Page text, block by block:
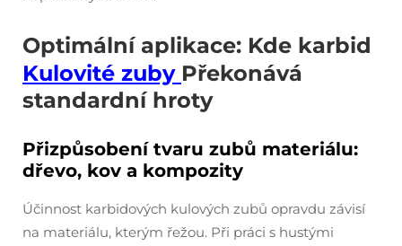
Optimální aplikace: Kde karbid
Kulovité zuby Překonává
standardní hroty
Přizpůsobení tvaru zubů materiálu:
dřevo, kov a kompozity
Účinnost karbidových kulových zubů opravdu závisí
na materiálu, kterým řežou. Při práci s hustými